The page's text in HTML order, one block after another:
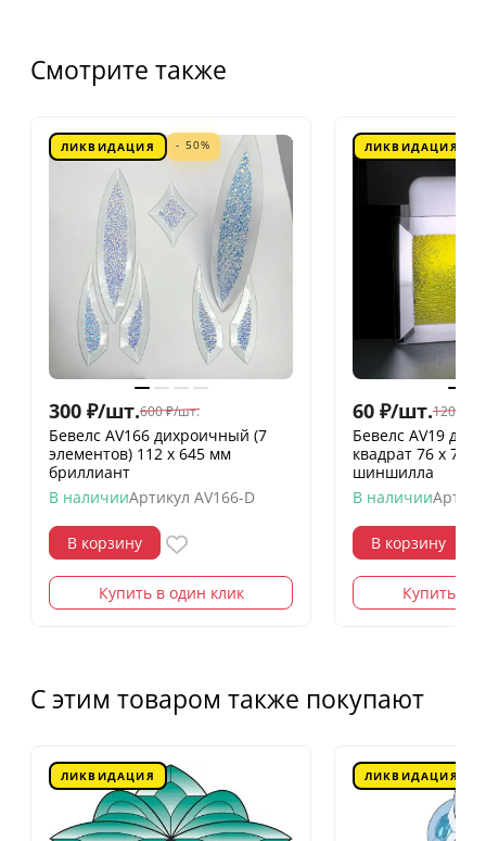
Смотрите также
ЛИКВИДАЦИЯ - 50%
300 ₽/шт.600 ₽/шт.
Бевелс AV166 дихроичный (7
элементов) 112 х 645 мм
бриллиант
В наличииАртикул AV166-D
В корзину
Купить в один клик
ЛИКВИДАЦИЯ
60 ₽/шт.120
Бевелс AV19
квадрат 76 х 76
шиншилла
В наличии
В корзину
Купить в
С этим товаром также покупают
ЛИКВИДАЦИЯ ЛИКВИДАЦИЯ